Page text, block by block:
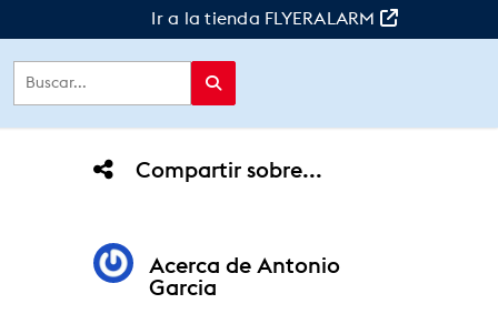
Ir a la tienda FLYERALARM
Compartir sobre...
Acerca de Antonio
Garcia